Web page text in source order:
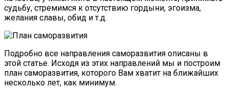
судьбу, стремимся к отсутствию гордыни, эгоизма,
желания славы, обид и т.д.
Подробно все направления саморазвития описаны в
этой статье. Исходя из этих направлений мы и построим
план саморазвития, которого Вам хватит на ближайших
несколько лет, как минимум.